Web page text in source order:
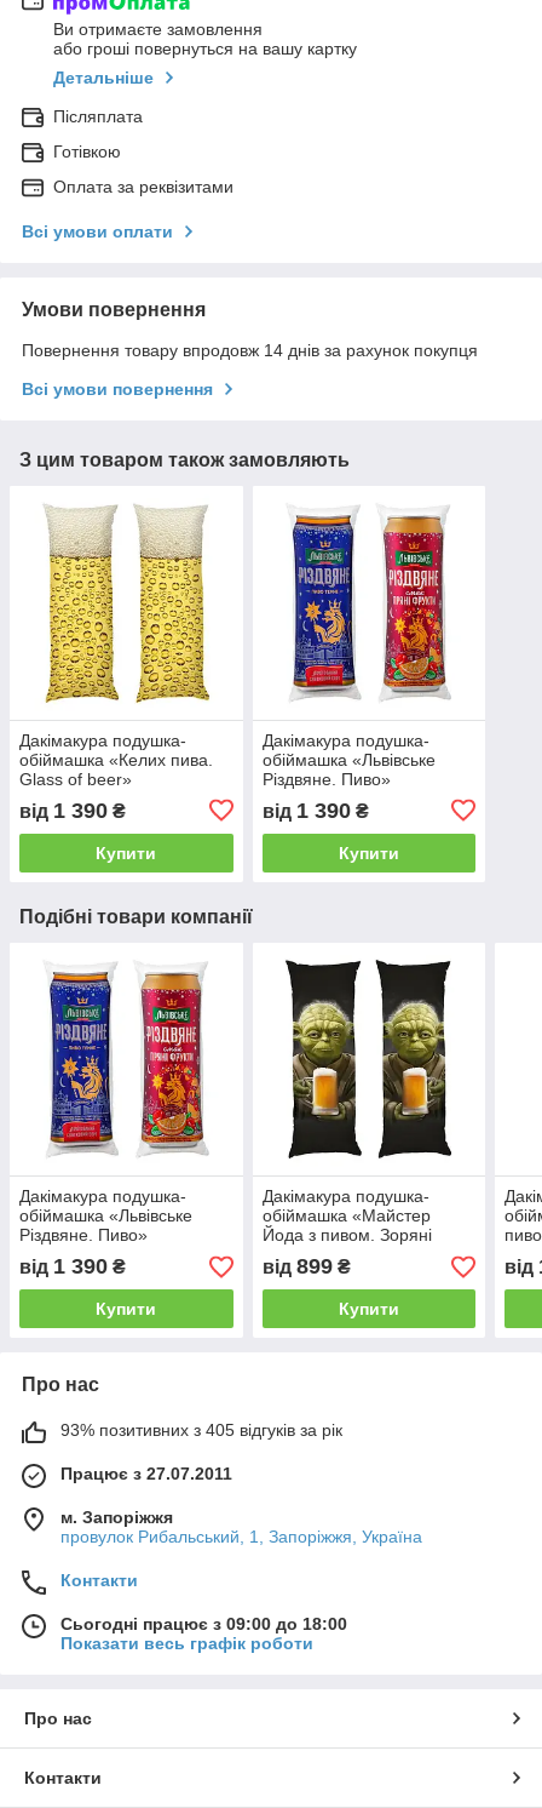
Ви отримаєте замовлення
або гроші повернуться на вашу картку
Детальніше
Післяплата
Готівкою
Оплата за реквізитами
Всі умови оплати
Умови повернення
Повернення товару впродовж 14 днів за рахунок покупця
Всі умови повернення
З цим товаром також замовляють
Дакімакура подушка-
обіймашка «Келих пива.
Glass of beer»
від 1 390 ₴
Купити
Дакімакура подушка-
обіймашка «Львівське
Різдвяне. Пиво»
від 1 390₴
Купити
Подібні товари компанії
Дакімакура подушка-
обіймашка «Львівське
Різдвяне. Пиво»
від 1 390 ₴
Купити
Дакімакура подушка-
обіймашка «Майстер
Йода з пивом. Зоряні
війни. Master Yoda with
beer. Star wars»
від 899₴
Купити
від
Про нас
93% позитивних з 405 відгуків за рік
Працює з 27.07.2011
м. Запоріжжя
провулок Рибальський, 1, Запоріжжя, Україна
Контакти
Сьогодні працює з 09:00 до 18:00
Показати весь графік роботи
Про нас
Контакти